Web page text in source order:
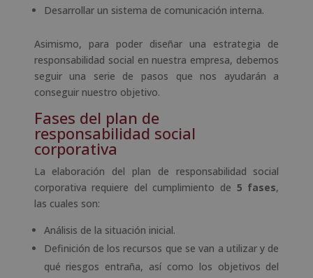
Desarrollar un sistema de comunicación interna.
Asimismo, para poder diseñar una estrategia de
responsabilidad social en nuestra empresa, debemos
seguir una serie de pasos que nos ayudarán a
conseguir nuestro objetivo.
Fases del plan de
responsabilidad social
corporativa
La elaboración del plan de responsabilidad social
corporativa requiere del cumplimiento de 5 fases,
las cuales son:
Análisis de la situación inicial.
Definición de los recursos que se van a utilizar y de
qué riesgos entraña, así como los objetivos del